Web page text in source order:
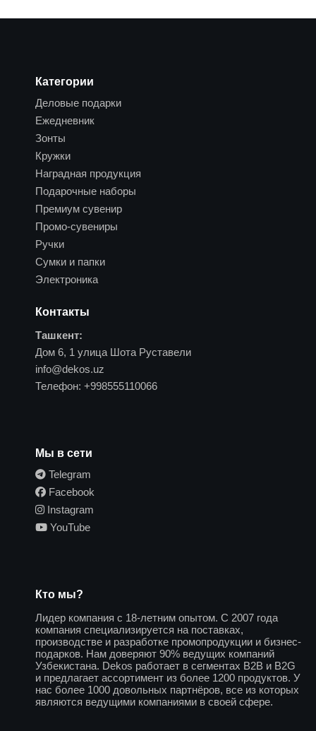
Категории
Деловые подарки
Ежедневник
Зонты
Кружки
Наградная продукция
Подарочные наборы
Премиум сувенир
Промо-сувениры
Ручки
Сумки и папки
Электроника
Контакты
Ташкент:
Дом 6, 1 улица Шота Руставели
info@dekos.uz
Телефон: +998555110066
Мы в сети
Telegram
Facebook
Instagram
YouTube
Кто мы?
Лидер компания с 18-летним опытом. С 2007 года
компания специализируется на поставках,
производстве и разработке промопродукции и бизнес-
подарков. Нам доверяют 90% ведущих компаний
Узбекистана. Dekos работает в сегментах B2B и B2G
и предлагает ассортимент из более 1200 продуктов. У
нас более 1000 довольных партнёров, все из которых
являются ведущими компаниями в своей сфере.